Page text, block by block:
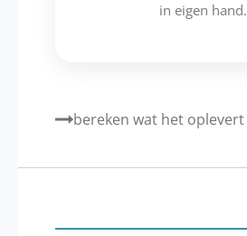
in eigen hand.
bereken wat het oplevert